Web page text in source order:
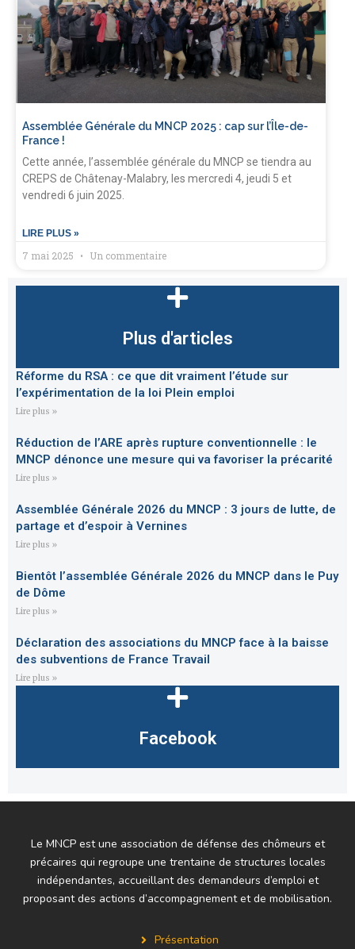
Assemblée Générale du MNCP 2025 : cap sur l’Île-de-
France !
Cette année, l’assemblée générale du MNCP se tiendra au
CREPS de Châtenay-Malabry, les mercredi 4, jeudi 5 et
vendredi 6 juin 2025.
LIRE PLUS »
7 mai 2025 Un commentaire
Plus d'articles
Réforme du RSA : ce que dit vraiment l’étude sur
l’expérimentation de la loi Plein emploi
Lire plus »
Réduction de l’ARE après rupture conventionnelle : le
MNCP dénonce une mesure qui va favoriser la précarité
Lire plus »
Assemblée Générale 2026 du MNCP : 3 jours de lutte, de
partage et d’espoir à Vernines
Lire plus »
Bientôt l’assemblée Générale 2026 du MNCP dans le Puy
de Dôme
Lire plus »
Déclaration des associations du MNCP face à la baisse
des subventions de France Travail
Lire plus »
Facebook
Le MNCP est une association de défense des chômeurs et
précaires qui regroupe une trentaine de structures locales
indépendantes, accueillant des demandeurs d’emploi et
proposant des actions d’accompagnement et de mobilisation.
Présentation